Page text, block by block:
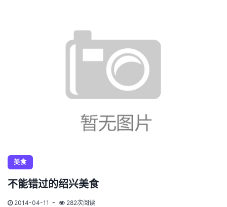
美食
不能错过的绍兴美食
2014-04-11 282次阅读